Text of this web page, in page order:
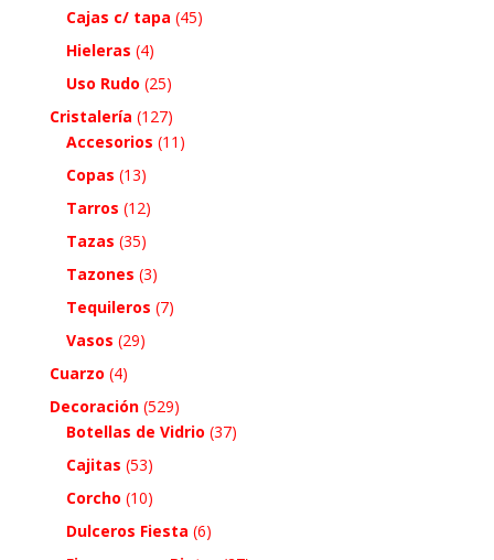
Cajas c/ tapa (45)
Hieleras (4)
Uso Rudo (25)
Cristalería (127)
Accesorios (11)
Copas (13)
Tarros (12)
Tazas (35)
Tazones (3)
Tequileros (7)
Vasos (29)
Cuarzo (4)
Decoración (529)
Botellas de Vidrio (37)
Cajitas (53)
Corcho (10)
Dulceros Fiesta (6)